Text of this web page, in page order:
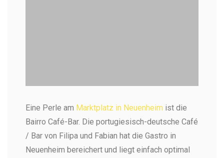
Frühstück im Bairro Café Bar
Portugiesischer Flair auf der Frühstückskarte
Eine Perle am Marktplatz in Neuenheim ist die
Bairro Café-Bar. Die portugiesisch-deutsche Café
/ Bar von Filipa und Fabian hat die Gastro in
Neuenheim bereichert und liegt einfach optimal